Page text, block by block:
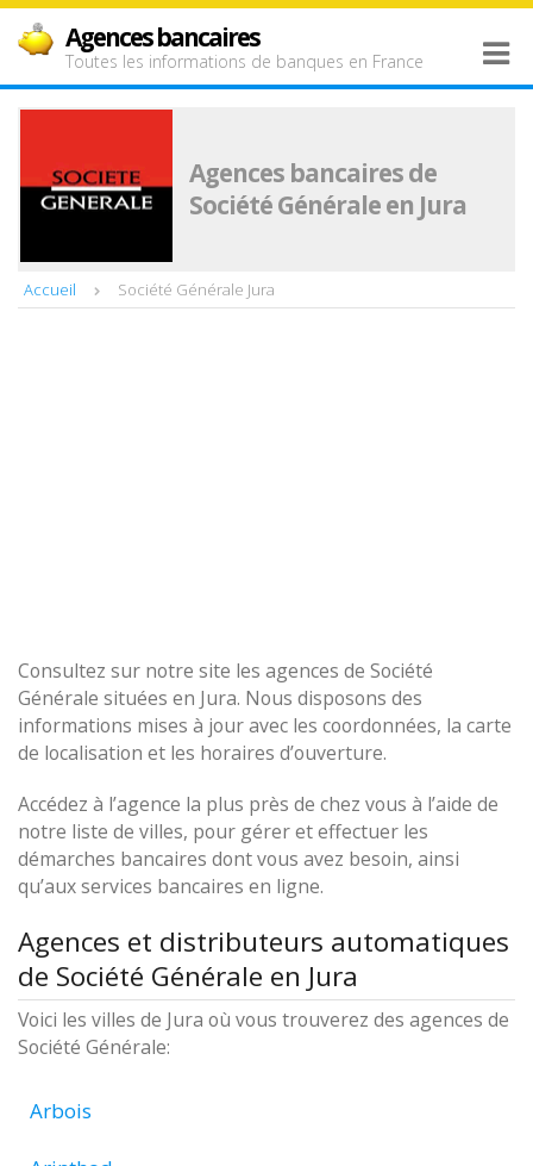
Agences bancaires
Toutes les informations de banques en France
Agences bancaires de
Société Générale en Jura
Accueil Société Générale Jura
Consultez sur notre site les agences de Société
Générale situées en Jura. Nous disposons des
informations mises à jour avec les coordonnées, la carte
de localisation et les horaires d’ouverture.
Accédez à l’agence la plus près de chez vous à l’aide de
notre liste de villes, pour gérer et effectuer les
démarches bancaires dont vous avez besoin, ainsi
qu’aux services bancaires en ligne.
Agences et distributeurs automatiques
de Société Générale en Jura
Voici les villes de Jura où vous trouverez des agences de
Société Générale:
Arbois